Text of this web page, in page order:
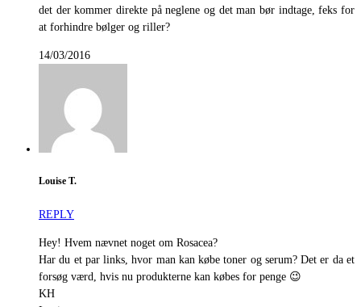
det der kommer direkte på neglene og det man bør indtage, feks for
at forhindre bølger og riller?
14/03/2016
Louise T.
REPLY
Hey! Hvem nævnet noget om Rosacea?
Har du et par links, hvor man kan købe toner og serum? Det er da et
forsøg værd, hvis nu produkterne kan købes for penge 😉
KH